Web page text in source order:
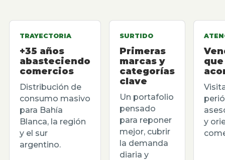
TRAYECTORIA
+35 años
abasteciendo
comercios
Distribución de
consumo masivo
para Bahía
Blanca, la región
y el sur
argentino.
SURTIDO
Primeras
marcas y
categorías
clave
Un portafolio
pensado
para reponer
mejor, cubrir
la demanda
diaria y
que
y